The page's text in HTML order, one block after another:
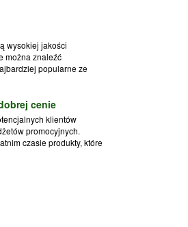
wysokiej jakości
można znaleźć
popularne ze
cenie
klientów
promocyjnych.
czasie produkty, które